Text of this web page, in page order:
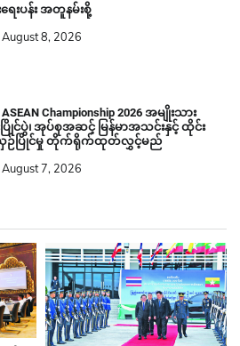
းရေးပန်း အတူနမ်းစို့
August 8, 2026
Championship 2026 အမျိုးသား
ြိုင်ပွဲ၊ အုပ်စုအဆင့် မြန်မာအသင်းနှင့် ထိုင်း
ဉ်ပြိုင်မှု တိုက်ရိုက်ထုတ်လွှင့်မည်
August 7, 2026